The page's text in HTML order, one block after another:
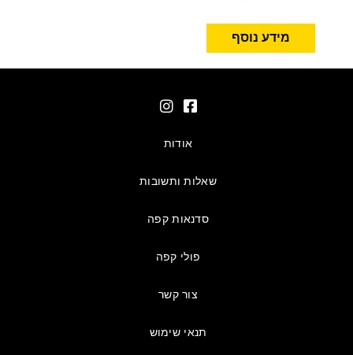
מידע נוסף
אודות
שאלות ותשובות
סדנאות קפה
פולי קפה
צור קשר
תנאי שימוש